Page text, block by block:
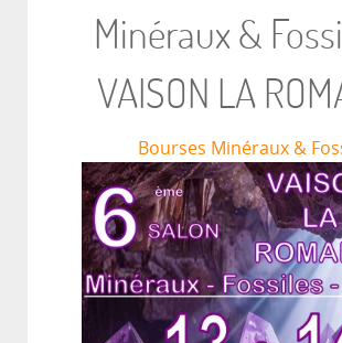
Minéraux &
VAISON LA
Bourses Minéraux &